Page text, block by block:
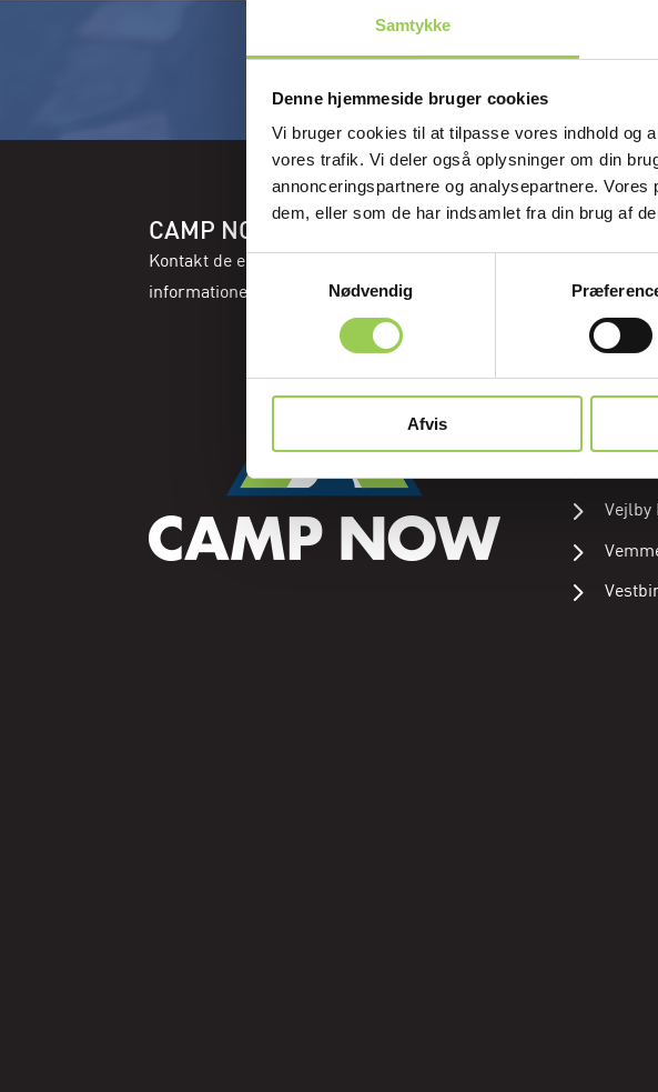
Samtykke
Denne hjemmeside bruger cookies
Vi bruger cookies til at tilpasse vores indhold og
vores trafik. Vi deler også oplysninger om din
annonceringspartnere og analysepartnere.
dem, eller som de har indsamlet fra din brug af
Nødvendig
Afvis
HYGGE,
CAMP NOW
Kontakt de enkelte pladser for yderligere
informationer
Grenå
Ribe
Vejlby